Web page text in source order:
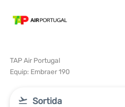
TAP Air Portugal
Equip: Embraer 190
Sortida